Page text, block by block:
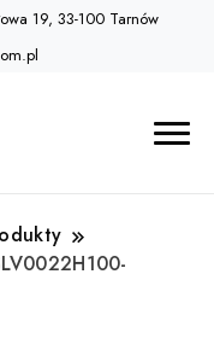
19, 33-100 Tarnów